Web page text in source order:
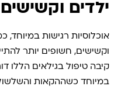
ילדים וקשישים
אוכלוסיות רגישות במיוחד,
וקשישים, חשופים יותר
קיבה טיפול בגילאים הללו
במיוחד כשההקאות